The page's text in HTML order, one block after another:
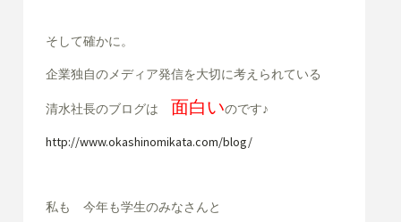
そして確かに。
企業独自のメディア発信を大切に考えられている
清水社長のブログは 面白いのです♪
http://www.okashinomikata.com/blog/
私も 今年も学生のみなさんと